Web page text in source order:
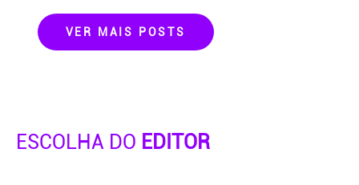
VER MAIS POSTS
ESCOLHA DO EDITOR